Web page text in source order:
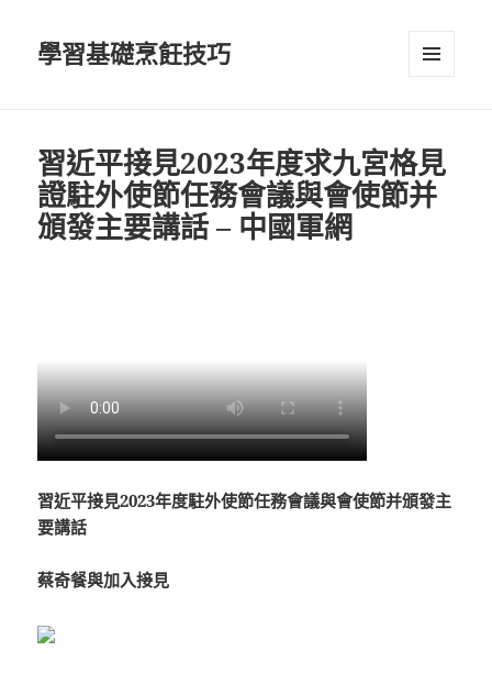
學習基礎烹飪技巧
習近平接見2023年度求九宮格見
證駐外使節任務會議與會使節并
頒發主要講話 – 中國軍網
習近平接見2023年度駐外使節任務會議與會使節并頒發主
要講話
蔡奇餐與加入接見